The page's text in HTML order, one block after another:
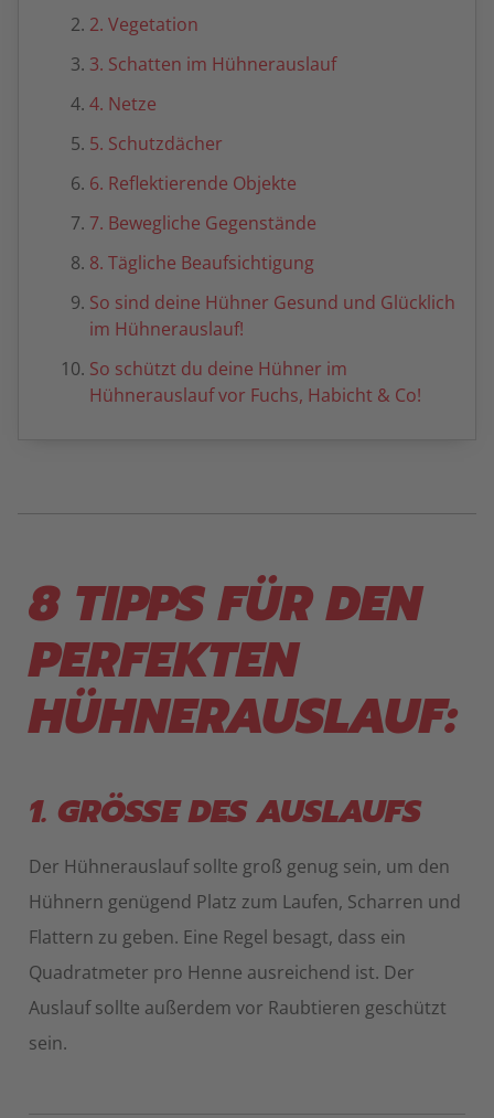
2. Vegetation
3. Schatten im Hühnerauslauf
4. Netze
5. Schutzdächer
6. Reflektierende Objekte
7. Bewegliche Gegenstände
8. Tägliche Beaufsichtigung
So sind deine Hühner Gesund und Glücklich
im Hühnerauslauf!
So schützt du deine Hühner im
Hühnerauslauf vor Fuchs, Habicht & Co!
8 TIPPS FÜR DEN
PERFEKTEN
HÜHNERAUSLAUF:
1. GRÖSSE DES AUSLAUFS
Der Hühnerauslauf sollte groß genug sein, um den
Hühnern genügend Platz zum Laufen, Scharren und
Flattern zu geben. Eine Regel besagt, dass ein
Quadratmeter pro Henne ausreichend ist. Der
Auslauf sollte außerdem vor Raubtieren geschützt
sein.